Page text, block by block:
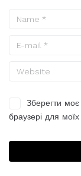
Зберегти
браузері для